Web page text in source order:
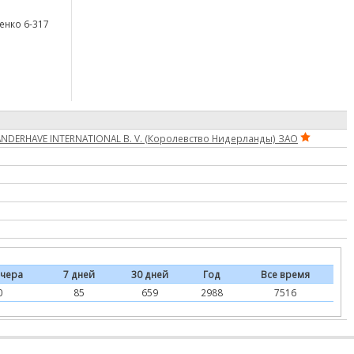
6-317
INTERNATIONAL B. V. (Королевство Нидерланды) ЗАО
7 дней 30 дней Год
Все время
85 659 2988 7516